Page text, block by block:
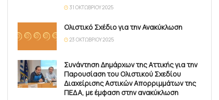
31 ΟΚΤΩΒΡΊΟΥ 2025
Ολιστικό Σχέδιο για την Ανακύκλωση
23 ΟΚΤΩΒΡΊΟΥ 2025
Συνάντηση Δημάρχων της Αττικής για την
Παρουσίαση του Ολιστικού Σχεδίου
Διαχείρισης Αστικών Απορριμμάτων της
ΠΕΔΑ, με έμφαση στην ανακύκλωση